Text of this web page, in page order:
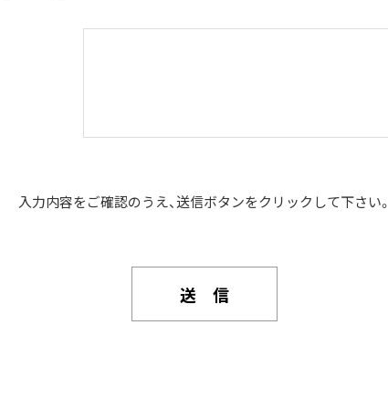
入力内容をご確認のうえ、送信ボタンをクリックして下さい。